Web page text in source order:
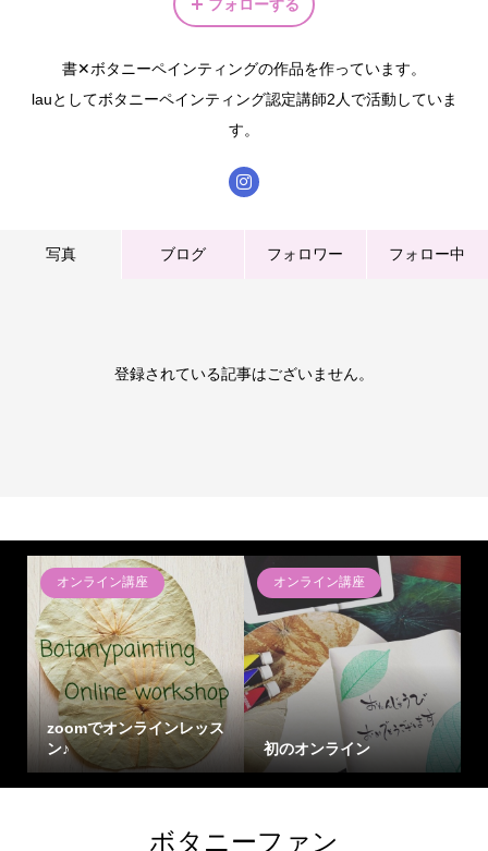
フォローする
書✕ボタニーペインティングの作品を作っています。
lauとしてボタニーペインティング認定講師2人で活動していま
す。
写真 ブログ フォロワー フォロー中
登録されている記事はございません。
オンライン講座
zoomでオンラインレッス
ン♪
オンライン講座
初のオンライン
ボタニーファン